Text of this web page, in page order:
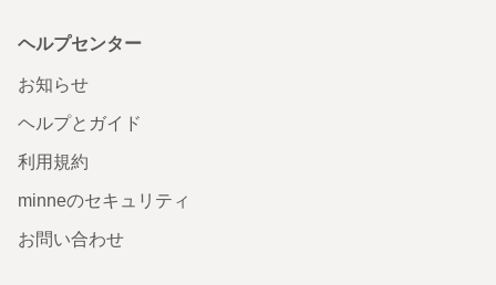
ヘルプセンター
お知らせ
ヘルプとガイド
利用規約
minneのセキュリティ
お問い合わせ